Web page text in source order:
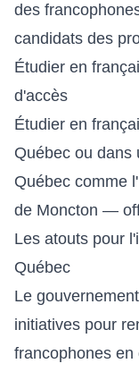
des
candidats des
Étudier en
d'accès
Étudier en
Québec ou dans
Québec comme
de Moncton —
Les atouts pour
Québec
Le
initiatives pour
francophones